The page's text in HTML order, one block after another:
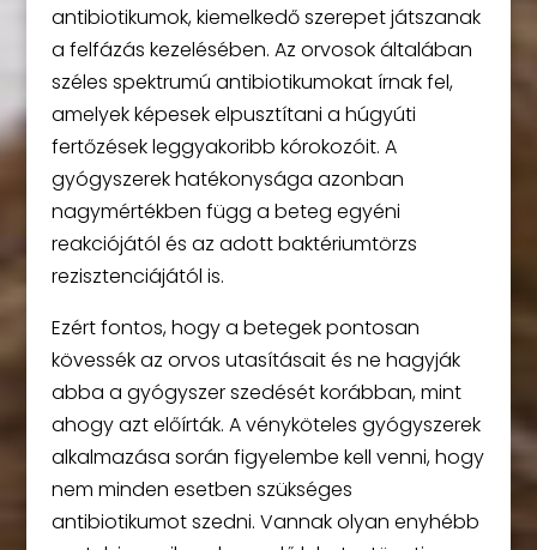
antibiotikumok, kiemelkedő szerepet játszanak
a felfázás kezelésében. Az orvosok általában
széles spektrumú antibiotikumokat írnak fel,
amelyek képesek elpusztítani a húgyúti
fertőzések leggyakoribb kórokozóit. A
gyógyszerek hatékonysága azonban
nagymértékben függ a beteg egyéni
reakciójától és az adott baktériumtörzs
rezisztenciájától is.
Ezért fontos, hogy a betegek pontosan
kövessék az orvos utasításait és ne hagyják
abba a gyógyszer szedését korábban, mint
ahogy azt előírták. A vényköteles gyógyszerek
alkalmazása során figyelembe kell venni, hogy
nem minden esetben szükséges
antibiotikumot szedni. Vannak olyan enyhébb